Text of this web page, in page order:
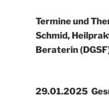
Termine und
Schmid,
Beraterin
29.01.2025